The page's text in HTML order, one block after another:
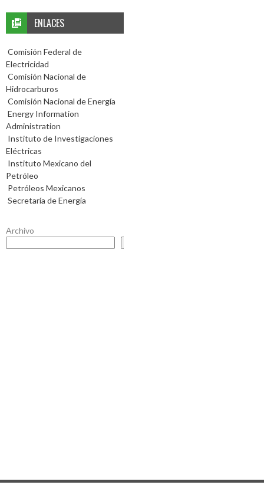
ENLACES
Comisión Federal de
Electricidad
Comisión Nacional de
Hidrocarburos
Comisión Nacional de Energía
Energy Information
Administration
Instituto de Investigaciones
Eléctricas
Instituto Mexicano del
Petróleo
Petróleos Mexicanos
Secretaría de Energía
Archivo